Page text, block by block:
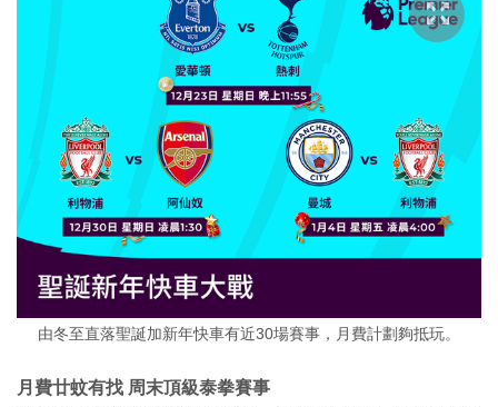
由冬至直落聖誕加新年快車有近30場賽事，月費計劃夠抵玩。
月費廿蚊有找 周末頂級泰拳賽事